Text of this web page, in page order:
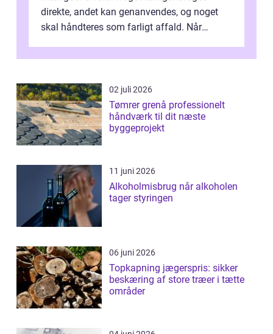
direkte, andet kan genanvendes, og noget
skal håndteres som farligt affald. Når
02 juli 2026
Tømrer grenå professionelt
håndværk til dit næste
byggeprojekt
11 juni 2026
Alkoholmisbrug når alkoholen
tager styringen
06 juni 2026
Topkapning jægerspris: sikker
beskæring af store træer i tætte
områder